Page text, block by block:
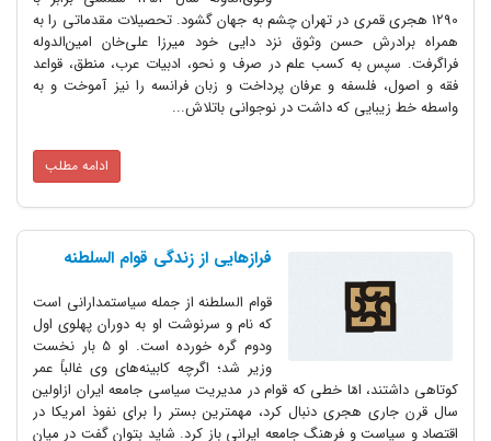
1290 هجری قمری در تهران چشم به جهان گشود. تحصیلات مقدماتی را به
همراه برادرش حسن وثوق نزد دایی خود میرزا علی‌خان امین‌الدوله
فراگرفت. سپس به کسب علم در صرف و نحو، ادبیات عرب، منطق، قواعد
فقه و اصول، فلسفه و عرفان پرداخت و زبان فرانسه را نیز آموخت و به
واسطه خط زیبایی که داشت در نوجوانی باتلاش...
ادامه مطلب
فرازهایی از زندگی قوام السلطنه
قوام السلطنه از جمله سیاستمدارانی است
که نام و سرنوشت او به دوران پهلوی اول
ودوم گره خورده است‌. او 5 بار نخست
وزیر شد؛ اگرچه کابینه‌های وی غالباً عمر
کوتاهی داشتند، امّا خطی که قوام در مدیریت سیاسی جامعه ایران ازاولین
سال قرن جاری هجری دنبال کرد، مهمترین بستر را برای نفوذ امریکا در
اقتصاد و سیاست و فرهنگ جامعه ایرانی باز کرد. شاید بتوان گفت در میان